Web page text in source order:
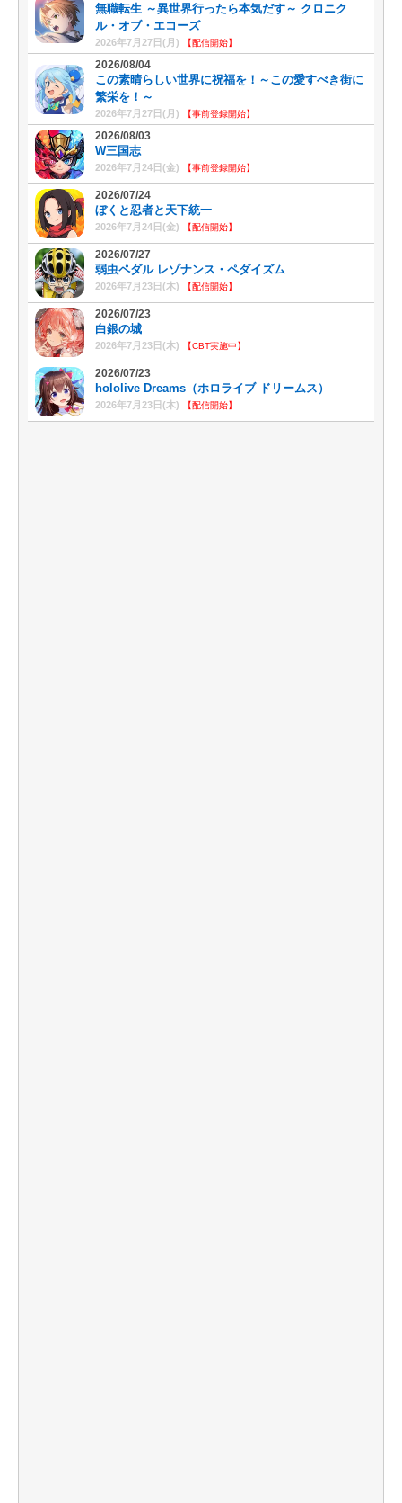
無職転生 ～異世界行ったら本気だす～ クロニク
ル・オブ・エコーズ
2026年7月27日(月) 【配信開始】
2026/08/04
この素晴らしい世界に祝福を！～この愛すべき街に
繁栄を！～
2026年7月27日(月) 【事前登録開始】
2026/08/03
W三国志
2026年7月24日(金) 【事前登録開始】
2026/07/24
ぼくと忍者と天下統一
2026年7月24日(金) 【配信開始】
2026/07/27
弱虫ペダル レゾナンス・ペダイズム
2026年7月23日(木) 【配信開始】
2026/07/23
白銀の城
2026年7月23日(木) 【CBT実施中】
2026/07/23
hololive Dreams（ホロライブ ドリームス）
2026年7月23日(木) 【配信開始】